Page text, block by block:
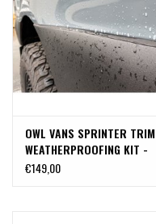
OWL VANS SPRINTER TRIM
WEATHERPROOFING KIT -
KIT DE JOINTS
€149,00